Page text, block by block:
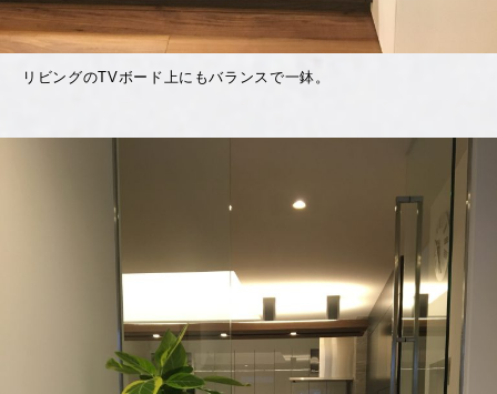
リビングのTVボード上にもバランスで一鉢。